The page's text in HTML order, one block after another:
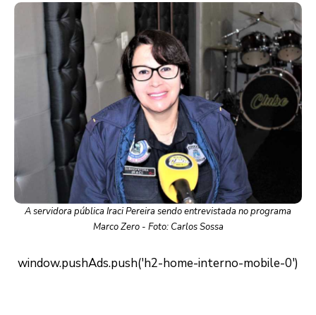
A servidora pública Iraci Pereira sendo entrevistada no programa
Marco Zero - Foto: Carlos Sossa